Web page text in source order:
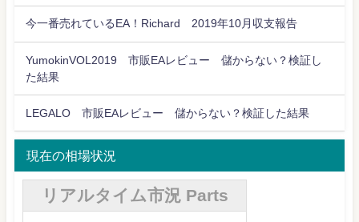
今一番売れているEA！Richard 2019年10月収支報告
YumokinVOL2019 市販EAレビュー 儲からない？検証し
た結果
LEGALO 市販EAレビュー 儲からない？検証した結果
現在の相場状況